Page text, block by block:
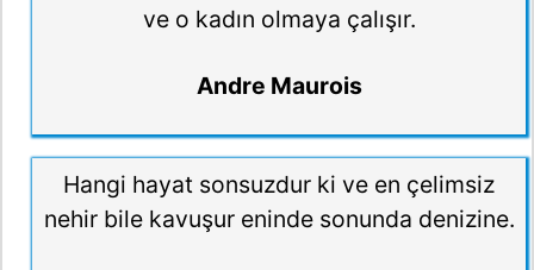
ve o kadın olmaya çalışır.
Andre Maurois
Hangi hayat sonsuzdur ki ve en çelimsiz
nehir bile kavuşur eninde sonunda denizine.